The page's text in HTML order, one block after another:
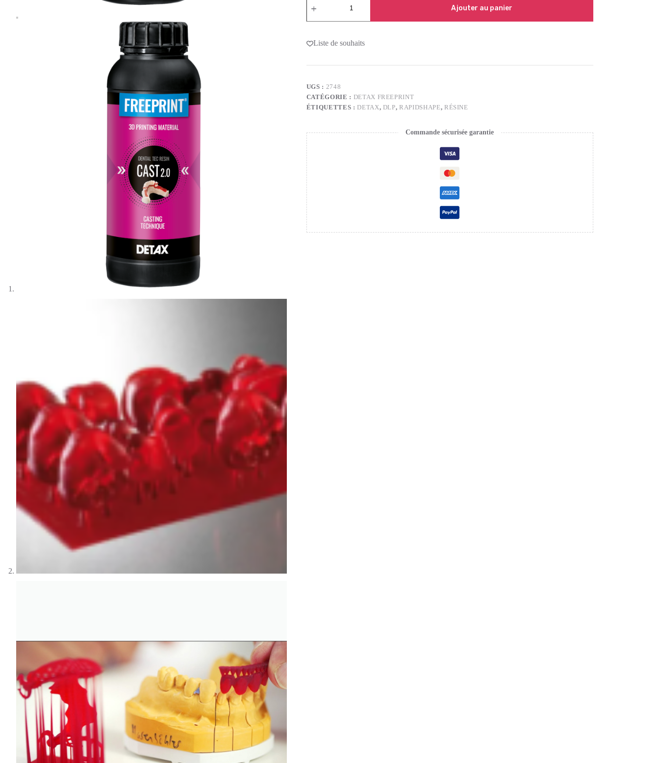
Ajouter au panier
Liste de souhaits
UGS : 2748
CATÉGORIE : DETAX FREEPRINT
ÉTIQUETTES :DETAX, DLP,RAPIDSHAPE, RÉSINE
Commande sécurisée garantie